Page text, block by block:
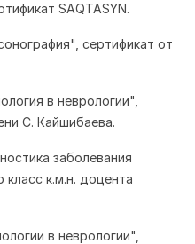
SAQTASYN.
сертификат от
в неврологии",
С. Кайшибаева.
заболевания
к.м.н. доцента
в неврологии",